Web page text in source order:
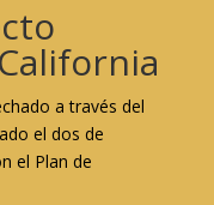
a través del
el dos de
el Plan de